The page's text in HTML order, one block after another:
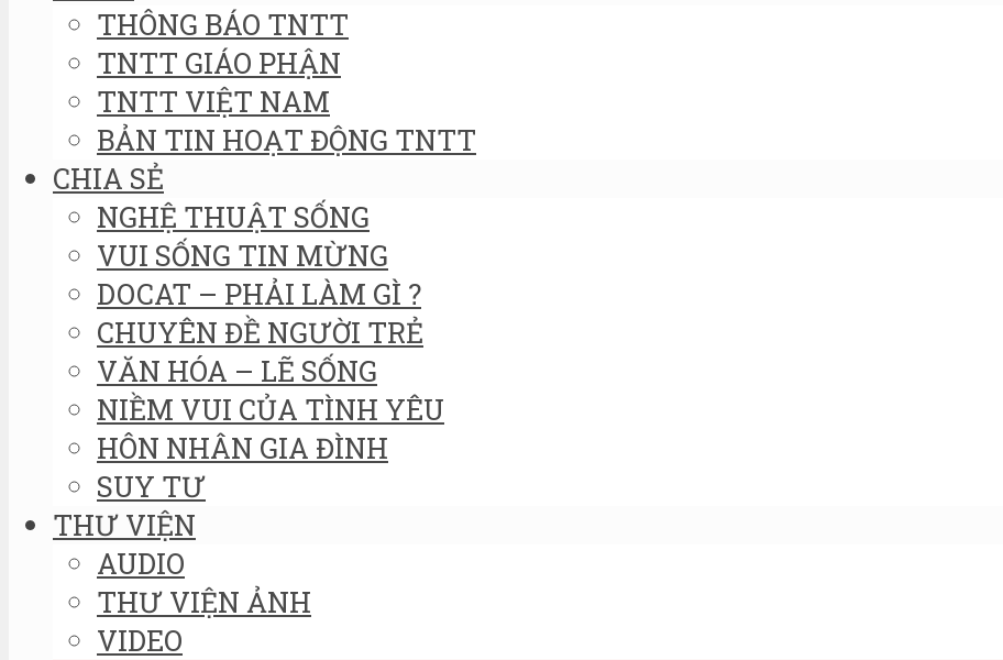
THÔNG BÁO TNTT
TNTT GIÁO PHẬN
TNTT VIỆT NAM
BẢN TIN HOẠT ĐỘNG TNTT
CHIA SẺ
NGHỆ THUẬT SỐNG
VUI SỐNG TIN MỪNG
DOCAT – PHẢI LÀM GÌ ?
CHUYÊN ĐỀ NGƯỜI TRẺ
VĂN HÓA – LẼ SỐNG
NIỀM VUI CỦA TÌNH YÊU
HÔN NHÂN GIA ĐÌNH
SUY TƯ
THƯ VIỆN
AUDIO
THƯ VIỆN ẢNH
VIDEO